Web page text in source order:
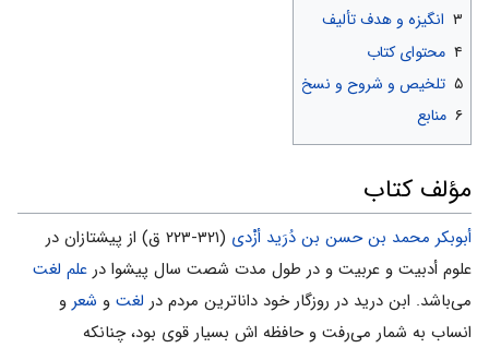
۳ انگیزه و هدف تألیف
۴ محتوای کتاب
۵ تلخیص و شروح و نسخ
۶ منابع
مؤلف کتاب
أبوبکر محمد بن حسن بن‌ دُرَید أزْدی‌
(۳۲۱-۲۲۳ ق) از پیشتازان‌ در
علوم‌ أدبیت‌ و عربیت‌ و در طول‌ مدت‌ شصت‌ سال‌ پیشوا در علم‌ لغت‌
می‌باشد. ابن درید در روزگار خود داناترین مردم در لغت و شعر و
انساب به شمار می‌رفت و حافظه اش بسیار قوی بود، چنانکه